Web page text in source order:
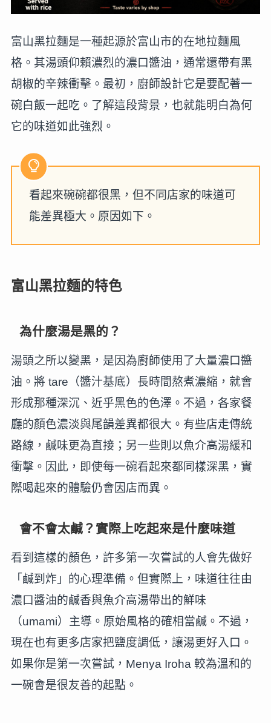
富山黑拉麵是一種起源於富山市的在地拉麵風
格。其湯頭仰賴濃烈的濃口醬油，通常還帶有黑
胡椒的辛辣衝擊。最初，廚師設計它是要配著一
碗白飯一起吃。了解這段背景，也就能明白為何
它的味道如此強烈。
看起來碗碗都很黑，但不同店家的味道可
能差異極大。原因如下。
富山黑拉麵的特色
為什麼湯是黑的？
湯頭之所以變黑，是因為廚師使用了大量濃口醬
油。將 tare（醬汁基底）長時間熬煮濃縮，就會
形成那種深沉、近乎黑色的色澤。不過，各家餐
廳的顏色濃淡與尾韻差異都很大。有些店走傳統
路線，鹹味更為直接；另一些則以魚介高湯緩和
衝擊。因此，即使每一碗看起來都同樣深黑，實
際喝起來的體驗仍會因店而異。
會不會太鹹？實際上吃起來是什麼味道
看到這樣的顏色，許多第一次嘗試的人會先做好
「鹹到炸」的心理準備。但實際上，味道往往由
濃口醬油的鹹香與魚介高湯帶出的鮮味
（umami）主導。原始風格的確相當鹹。不過，
現在也有更多店家把鹽度調低，讓湯更好入口。
如果你是第一次嘗試，Menya Iroha 較為溫和的
一碗會是很友善的起點。